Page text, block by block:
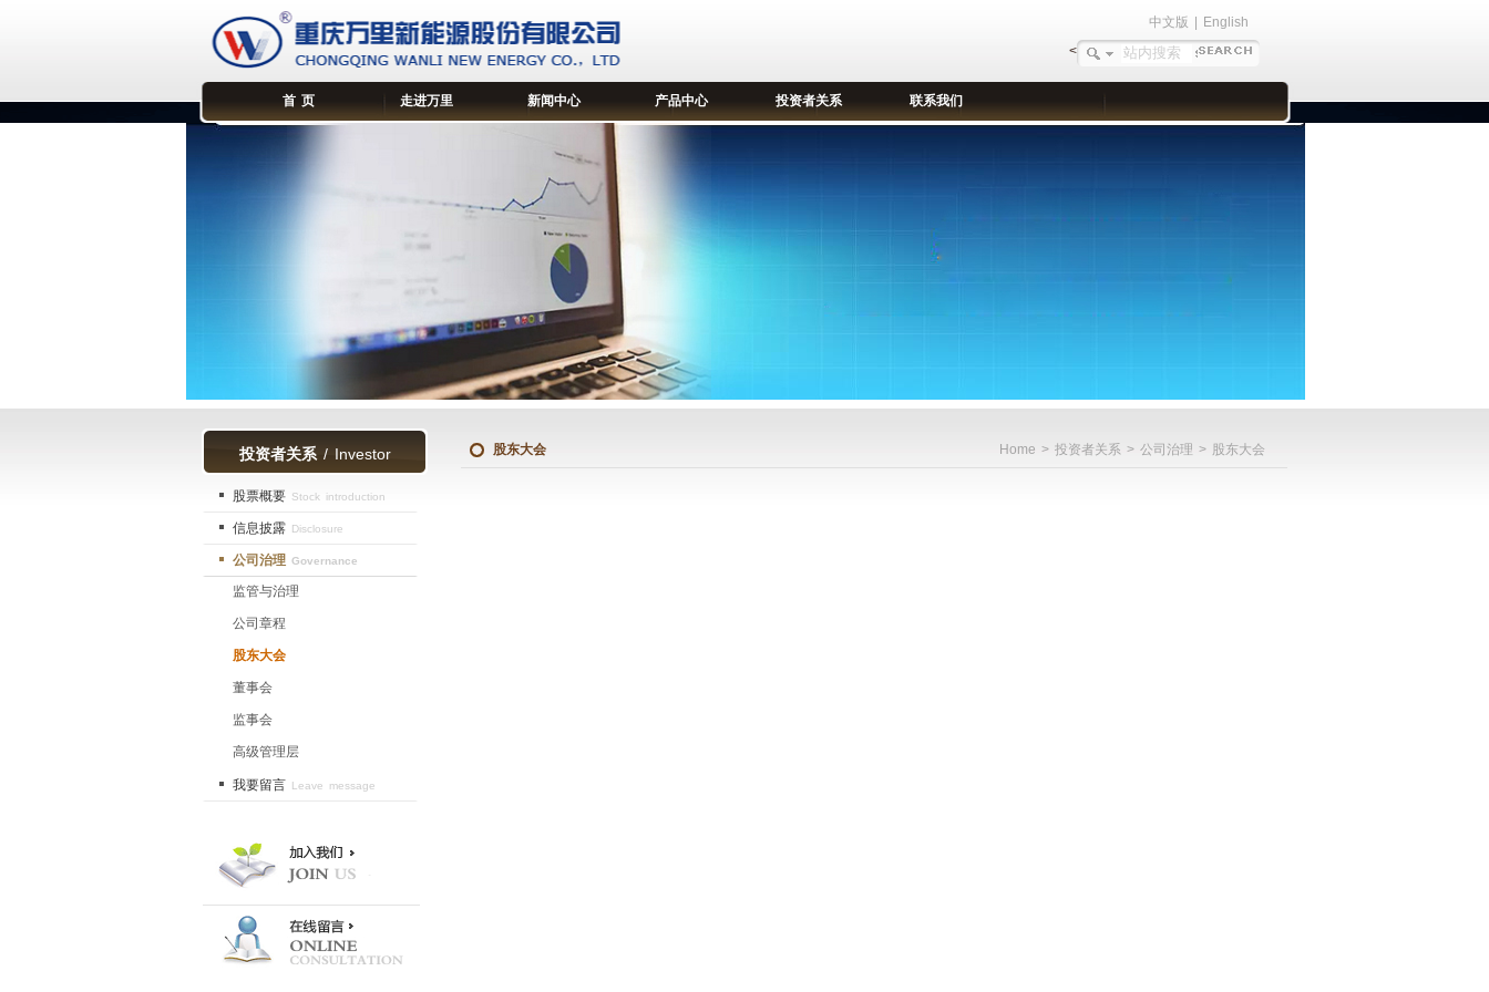
中文版
English
<
首 页 走进万里 新闻中心 产品中心 投资者关系 联系我们
投资者关系/ Investor
股票概要 Stock introduction
信息披露 Disclosure
公司治理 Governance
监管与治理
公司章程
股东大会
董事会
监事会
高级管理层
我要留言 Leave message
股东大会 Home > 投资者关系 > 公司治理 > 股东大会